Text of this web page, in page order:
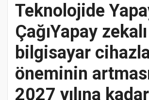
Teknolojide
ÇağıYapay zekalı
bilgisayar
öneminin
2027 yılına kadar